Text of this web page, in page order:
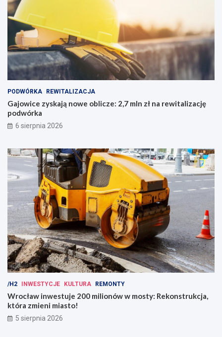
PODWÓRKA REWITALIZACJA
Gajowice zyskają nowe oblicze: 2,7 mln zł na rewitalizację
podwórka
6 sierpnia 2026
/H2 INWESTYCJE KULTURA REMONTY
Wrocław inwestuje 200 milionów w mosty: Rekonstrukcja,
która zmieni miasto!
5 sierpnia 2026